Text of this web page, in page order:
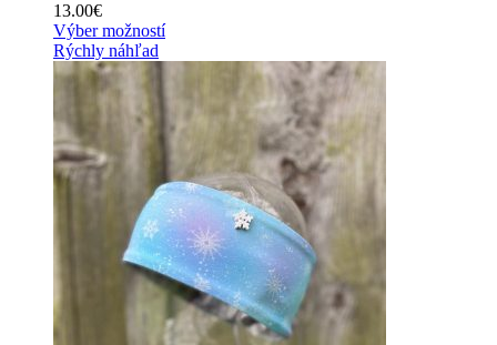
13.00€
Výber možností
Rýchly náhľad